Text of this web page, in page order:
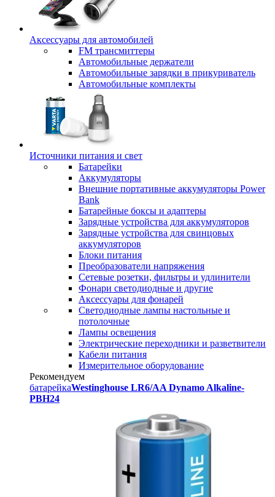
Аксессуары для автомобилей
FM трансмиттеры
Автомобильные держатели
Автомобильные зарядки в прикуриватель
Автомобильные комплекты
Источники питания и свет
Батарейки
Аккумуляторы
Внешние портативные аккумуляторы Power
Bank
Батарейные боксы и адаптеры
Зарядные устройства для аккумуляторов
Зарядные устройства для свинцовых
аккумуляторов
Блоки питания
Преобразователи напряжения
Сетевые розетки, фильтры и удлинители
Фонари светодиодные и другие
Аксессуары для фонарей
Светодиодные лампы настольные и
потолочные
Лампы освещения
Электрические переходники и разветвители
Кабели питания
Измерительное оборудование
Рекомендуем
батарейкаWestinghouse LR6/AA Dynamo Alkaline-
PBH24